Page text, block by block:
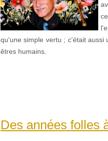
qu'une simple vertu ; c'était aussi
êtres humains.
Des années folles